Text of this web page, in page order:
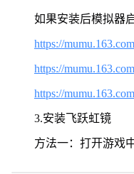
如果安装后模拟器
https://
https://
https://
3.安装飞跃虹镜
方法一：打开游戏